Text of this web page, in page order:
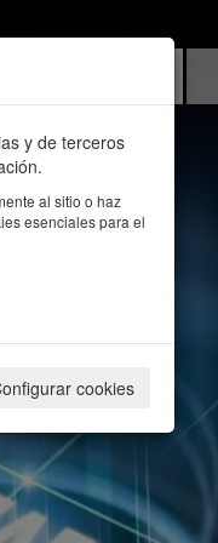
y de terceros
al sitio o haz
esenciales para el
cookies